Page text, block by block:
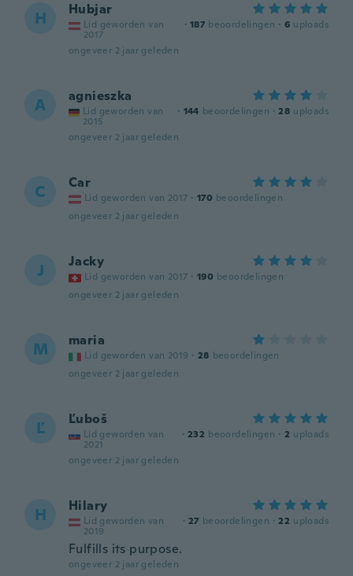
H Hubjar
Lid geworden van
2017
· 187 beoordelingen · 6 uploads
ongeveer 2 jaar geleden
A agnieszka
Lid geworden van
2015
· 144 beoordelingen · 28 uploads
ongeveer 2 jaar geleden
C Car
Lid geworden van 2017 · 170 beoordelingen
ongeveer 2 jaar geleden
J Jacky
Lid geworden van 2017 · 190 beoordelingen
ongeveer 2 jaar geleden
M maria
Lid geworden van 2019 · 28 beoordelingen
ongeveer 2 jaar geleden
Ľ Ľuboš
Lid geworden van
2021
· 232 beoordelingen · 2 uploads
ongeveer 2 jaar geleden
H Hilary
Lid geworden van
2019
· 27 beoordelingen · 22 uploads
Fulfills its purpose.
ongeveer 2 jaar geleden